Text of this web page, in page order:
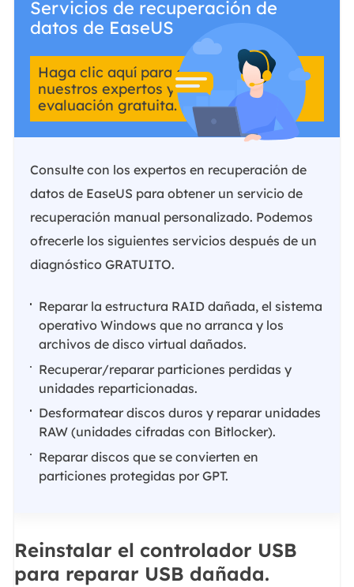
Servicios de recuperación de
datos de EaseUS
Haga clic aquí para contactar con
nuestros expertos y obtener una
evaluación gratuita.
Consulte con los expertos en recuperación de
datos de EaseUS para obtener un servicio de
recuperación manual personalizado. Podemos
ofrecerle los siguientes servicios después de un
diagnóstico GRATUITO.
Reparar la estructura RAID dañada, el sistema
operativo Windows que no arranca y los
archivos de disco virtual dañados.
Recuperar/reparar particiones perdidas y
unidades reparticionadas.
Desformatear discos duros y reparar unidades
RAW (unidades cifradas con Bitlocker).
Reparar discos que se convierten en
particiones protegidas por GPT.
Reinstalar el controlador USB
para reparar USB dañada.